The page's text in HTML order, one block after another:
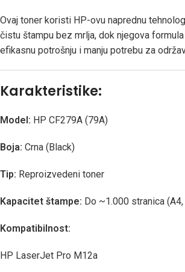
Ovaj toner koristi HP-ovu naprednu
čistu štampu bez mrlja, dok njegova
efikasnu potrošnju i manju potrebu za
Karakteristike:
Model: HP CF279A (79A)
Boja: Crna (Black)
Tip: Reproizvedeni toner
Kapacitet štampe: Do ~1.000 stranica
Kompatibilnost:
HP LaserJet Pro M12a